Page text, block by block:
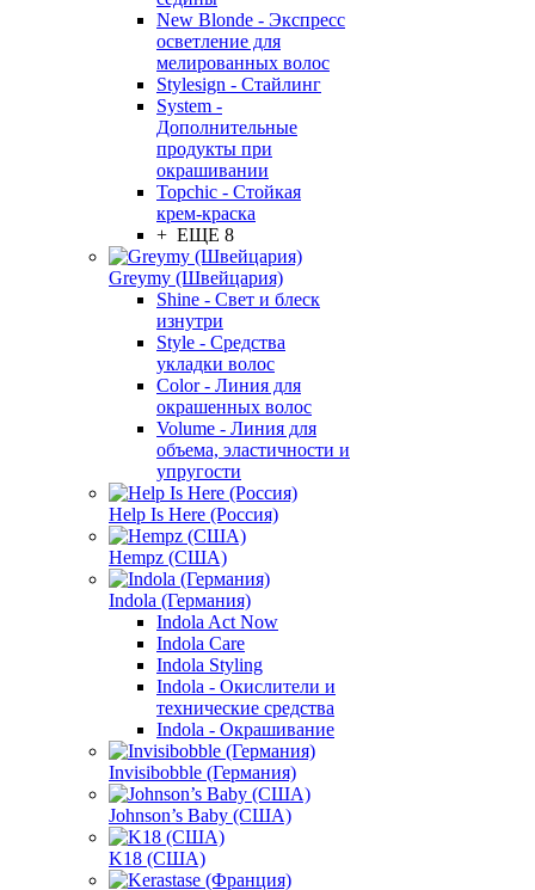
New Blonde - Экспресс
осветление для
мелированных волос
Stylesign - Стайлинг
System -
Дополнительные
продукты при
окрашивании
Topchic - Стойкая
крем-краска
+ ЕЩЕ 8
Greymy (Швейцария)
Shine - Свет и блеск
изнутри
Style - Средства
укладки волос
Color - Линия для
окрашенных волос
Volume - Линия для
объема, эластичности и
упругости
Help Is Here (Россия)
Hempz (США)
Indola (Германия)
Indola Act Now
Indola Care
Indola Styling
Indola - Окислители и
технические средства
Indola - Окрашивание
Invisibobble (Германия)
Johnson’s Baby (США)
K18 (США)